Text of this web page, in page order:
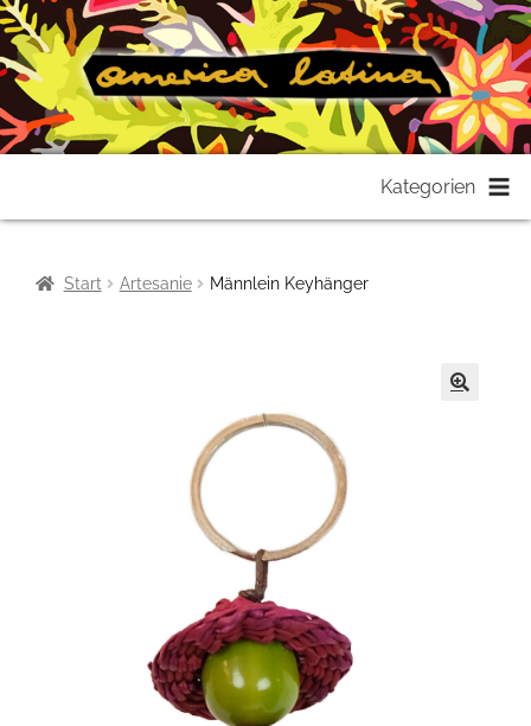
springen
springen
Kategorien
Start Artesanie Männlein Keyhänger